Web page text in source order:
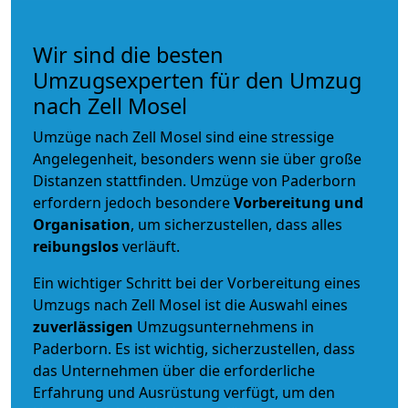
Wir sind die besten
Umzugsexperten für den Umzug
nach Zell Mosel
Umzüge nach Zell Mosel sind eine stressige
Angelegenheit, besonders wenn sie über große
Distanzen stattfinden. Umzüge von Paderborn
erfordern jedoch besondereVorbereitung und
Organisation, um sicherzustellen, dass alles
reibungslosverläuft.
Ein wichtiger Schritt bei der Vorbereitung eines
Umzugs nach Zell Mosel ist die Auswahl eines
zuverlässigen Umzugsunternehmens in
Paderborn. Es ist wichtig, sicherzustellen, dass
das Unternehmen über die erforderliche
Erfahrung und Ausrüstung verfügt, um den